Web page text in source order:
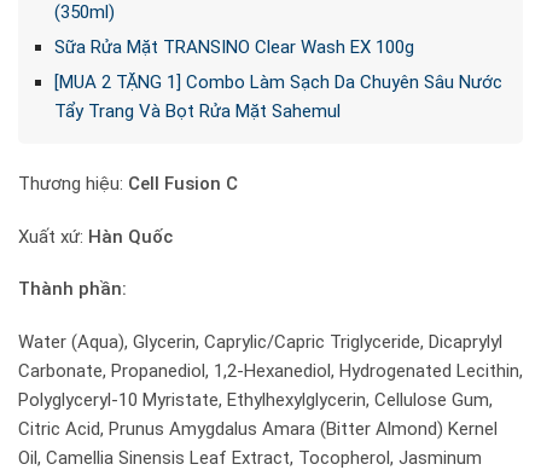
(350ml)
Sữa Rửa Mặt TRANSINO Clear Wash EX 100g
[MUA 2 TẶNG 1] Combo Làm Sạch Da Chuyên Sâu Nước
Tẩy Trang Và Bọt Rửa Mặt Sahemul
Thương hiệu: Cell Fusion C
Xuất xứ: Hàn Quốc
Thành phần:
Water (Aqua), Glycerin, Caprylic/Capric Triglyceride, Dicaprylyl
Carbonate, Propanediol, 1,2-Hexanediol, Hydrogenated Lecithin,
Polyglyceryl-10 Myristate, Ethylhexylglycerin, Cellulose Gum,
Citric Acid, Prunus Amygdalus Amara (Bitter Almond) Kernel
Oil, Camellia Sinensis Leaf Extract, Tocopherol, Jasminum